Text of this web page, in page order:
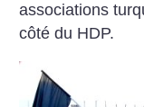
associations
côté du HDP.